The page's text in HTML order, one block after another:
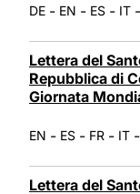
DE - EN - ES - IT -
Lettera del
Repubblica di
Giornata
EN - ES - FR - IT -
Lettera del